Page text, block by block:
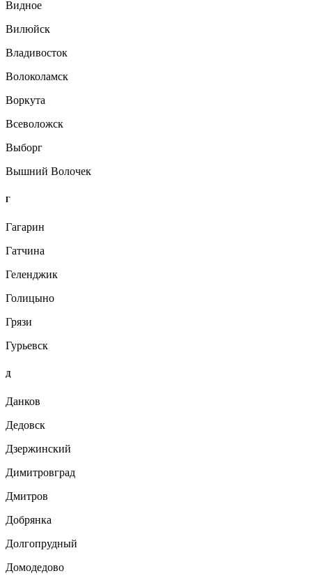
Видное
Вилюйск
Владивосток
Волоколамск
Воркута
Всеволожск
Выборг
Вышний Волочек
Г
Гагарин
Гатчина
Геленджик
Голицыно
Грязи
Гурьевск
Д
Данков
Дедовск
Дзержинский
Димитровград
Дмитров
Добрянка
Долгопрудный
Домодедово